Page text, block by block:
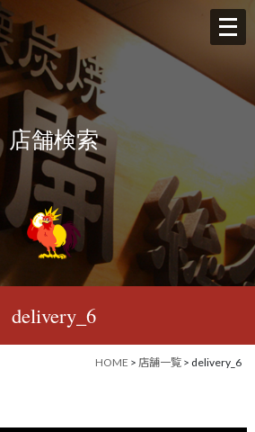
メ
ニ
ュ
く
店舗検索
delivery_6
HOME > 店舗一覧 > delivery_6